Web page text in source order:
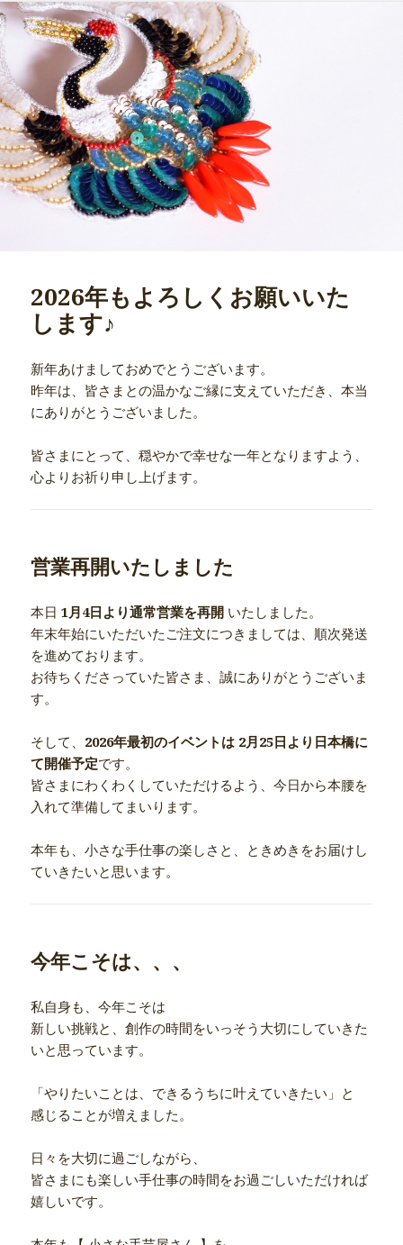
リ
2026年もよろしくお願いいた
します♪
新年あけましておめでとうございます。
昨年は、皆さまとの温かなご縁に支えていただき、本当
にありがとうございました。
皆さまにとって、穏やかで幸せな一年となりますよう、
心よりお祈り申し上げます。
営業再開いたしました
本日1月4日より通常営業を再開 いたしました。
年末年始にいただいたご注文につきましては、順次発送
を進めております。
お待ちくださっていた皆さま、誠にありがとうございま
す。
そして、 2026年最初のイベントは 2月25日より日本橋に
て開催予定です。
皆さまにわくわくしていただけるよう、今日から本腰を
入れて準備してまいります。
本年も、小さな手仕事の楽しさと、ときめきをお届けし
ていきたいと思います。
今年こそは、、、
私自身も、今年こそは
新しい挑戦と、創作の時間をいっそう大切にしていきた
いと思っています。
「やりたいことは、できるうちに叶えていきたい」と
感じることが増えました。
日々を大切に過ごしながら、
皆さまにも楽しい手仕事の時間をお過ごしいただければ
嬉しいです。